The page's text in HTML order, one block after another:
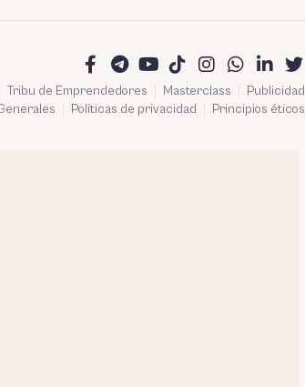
Tribu de Emprendedores Masterclass
Publicidad
Políticas de privacidad Principios éticos